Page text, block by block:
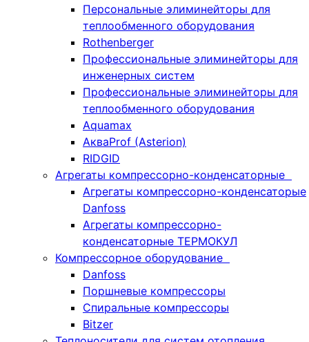
Персональные элиминейторы для
теплообменного оборудования
Rothenberger
Профессиональные элиминейторы для
инженерных систем
Профессиональные элиминейторы для
теплообменного оборудования
Aquamax
АкваProf (Asterion)
RIDGID
Агрегаты компрессорно-конденсаторные
Агрегаты компрессорно-конденсаторые
Danfoss
Агрегаты компрессорно-
конденсаторные ТЕРМОКУЛ
Компрессорное оборудование
Danfoss
Поршневые компрессоры
Спиральные компрессоры
Bitzer